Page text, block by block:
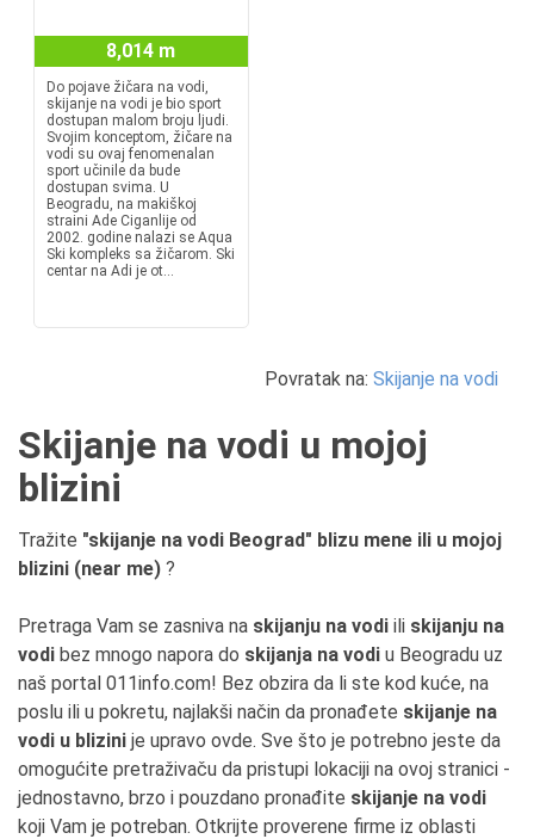
8,014 m
Do pojave žičara na vodi,
skijanje na vodi je bio sport
dostupan malom broju ljudi.
Svojim konceptom, žičare na
vodi su ovaj fenomenalan
sport učinile da bude
dostupan svima. U
Beogradu, na makiškoj
straini Ade Ciganlije od
2002. godine nalazi se Aqua
Ski kompleks sa žičarom. Ski
centar na Adi je ot...
Povratak na: Skijanje na vodi
Skijanje na vodi u mojoj
blizini
Tražite "skijanje na vodi Beograd" blizu mene ili u mojoj
blizini (near me) ?
Pretraga Vam se zasniva na skijanju na vodi ili skijanju na
vodi bez mnogo napora do skijanja na vodi u Beogradu uz
naš portal 011info.com! Bez obzira da li ste kod kuće, na
poslu ili u pokretu, najlakši način da pronađete skijanje na
vodi u blizini je upravo ovde. Sve što je potrebno jeste da
omogućite pretraživaču da pristupi lokaciji na ovoj stranici -
jednostavno, brzo i pouzdano pronađite skijanje na vodi
koji Vam je potreban. Otkrijte proverene firme iz oblasti